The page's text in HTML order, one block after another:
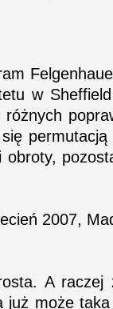
w
obroty,
2007,
A
już może